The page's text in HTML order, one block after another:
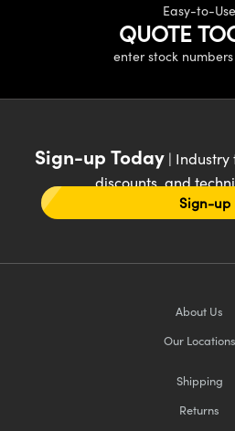
Easy-to-Use
QUOTE
enter stock
Sign-up Today| Industry
discounts, and
Sign-up
About Us
Our Locations
Shipping
Returns